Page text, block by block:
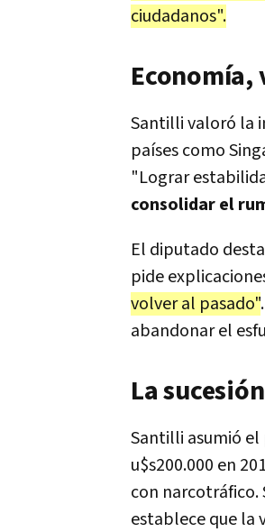
ciudadanos".
Santilli valoró la
países como
"Lograr
consolidar el
El diputado
pide
volver al pasado"
abandonar el
La
Santilli asumió
u$s200.000 en
con narcotráfico.
establece que la